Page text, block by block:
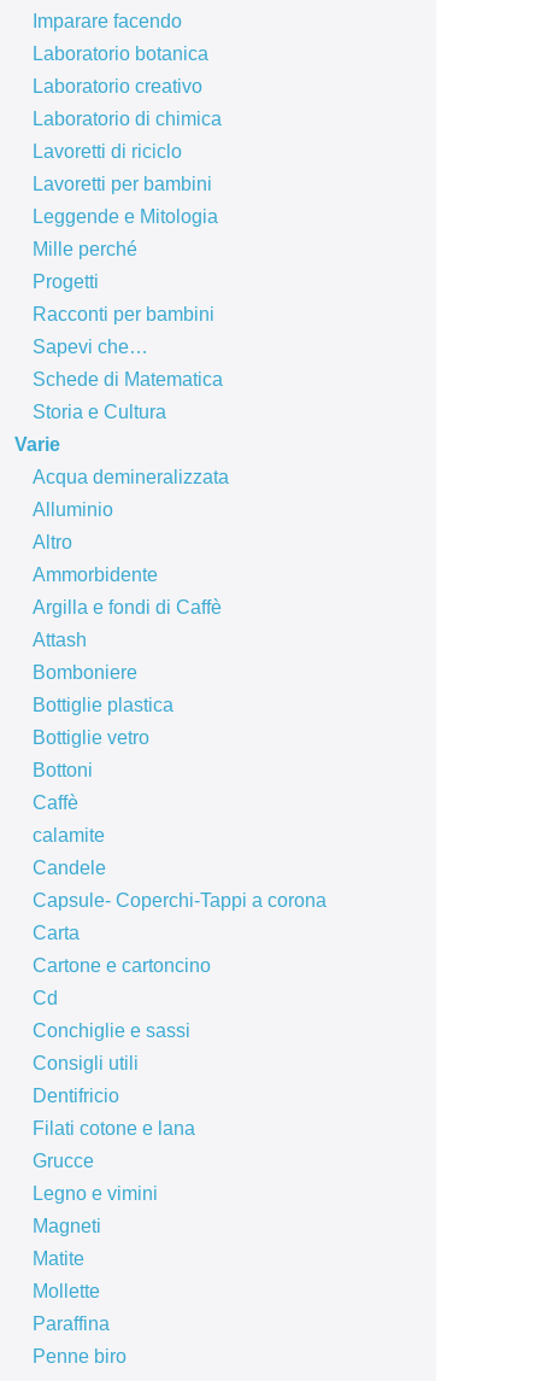
Imparare facendo
Laboratorio botanica
Laboratorio creativo
Laboratorio di chimica
Lavoretti di riciclo
Lavoretti per bambini
Leggende e Mitologia
Mille perché
Progetti
Racconti per bambini
Sapevi che…
Schede di Matematica
Storia e Cultura
Varie
Acqua demineralizzata
Alluminio
Altro
Ammorbidente
Argilla e fondi di Caffè
Attash
Bomboniere
Bottiglie plastica
Bottiglie vetro
Bottoni
Caffè
calamite
Candele
Capsule- Coperchi-Tappi a corona
Carta
Cartone e cartoncino
Cd
Conchiglie e sassi
Consigli utili
Dentifricio
Filati cotone e lana
Grucce
Legno e vimini
Magneti
Matite
Mollette
Paraffina
Penne biro